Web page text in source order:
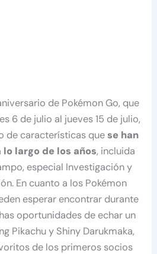
de Pokémon Go, que
6 de julio al jueves 15 de julio,
de características quese han
lo largo de los años, incluida
especial Investigación y
En cuanto a los Pokémon
esperar encontrar durante
oportunidades de echar un
Pikachu y Shiny Darukmaka,
de los primeros socios